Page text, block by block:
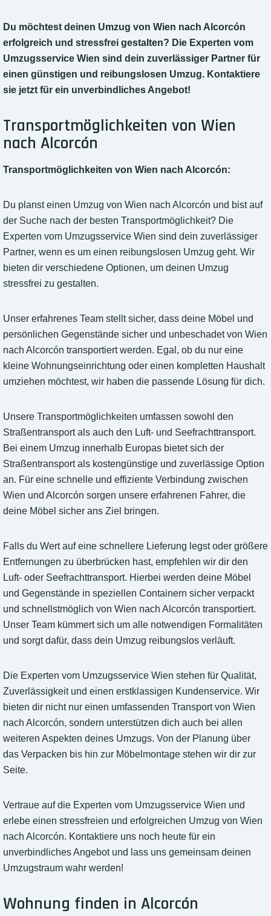
Du möchtest deinen Umzug von Wien nach Alcorcón
erfolgreich und stressfrei gestalten? Die Experten vom
Umzugsservice Wien sind dein zuverlässiger Partner für
einen günstigen und reibungslosen Umzug. Kontaktiere
sie jetzt für ein unverbindliches Angebot!
Transportmöglichkeiten von Wien
nach Alcorcón
Transportmöglichkeiten von Wien nach Alcorcón:
Du planst einen Umzug von Wien nach Alcorcón und bist auf
der Suche nach der besten Transportmöglichkeit? Die
Experten vom Umzugsservice Wien sind dein zuverlässiger
Partner, wenn es um einen reibungslosen Umzug geht. Wir
bieten dir verschiedene Optionen, um deinen Umzug
stressfrei zu gestalten.
Unser erfahrenes Team stellt sicher, dass deine Möbel und
persönlichen Gegenstände sicher und unbeschadet von Wien
nach Alcorcón transportiert werden. Egal, ob du nur eine
kleine Wohnungseinrichtung oder einen kompletten Haushalt
umziehen möchtest, wir haben die passende Lösung für dich.
Unsere Transportmöglichkeiten umfassen sowohl den
Straßentransport als auch den Luft- und Seefrachttransport.
Bei einem Umzug innerhalb Europas bietet sich der
Straßentransport als kostengünstige und zuverlässige Option
an. Für eine schnelle und effiziente Verbindung zwischen
Wien und Alcorcón sorgen unsere erfahrenen Fahrer, die
deine Möbel sicher ans Ziel bringen.
Falls du Wert auf eine schnellere Lieferung legst oder größere
Entfernungen zu überbrücken hast, empfehlen wir dir den
Luft- oder Seefrachttransport. Hierbei werden deine Möbel
und Gegenstände in speziellen Containern sicher verpackt
und schnellstmöglich von Wien nach Alcorcón transportiert.
Unser Team kümmert sich um alle notwendigen Formalitäten
und sorgt dafür, dass dein Umzug reibungslos verläuft.
Die Experten vom Umzugsservice Wien stehen für Qualität,
Zuverlässigkeit und einen erstklassigen Kundenservice. Wir
bieten dir nicht nur einen umfassenden Transport von Wien
nach Alcorcón, sondern unterstützen dich auch bei allen
weiteren Aspekten deines Umzugs. Von der Planung über
das Verpacken bis hin zur Möbelmontage stehen wir dir zur
Seite.
Vertraue auf die Experten vom Umzugsservice Wien und
erlebe einen stressfreien und erfolgreichen Umzug von Wien
nach Alcorcón. Kontaktiere uns noch heute für ein
unverbindliches Angebot und lass uns gemeinsam deinen
Umzugstraum wahr werden!
Wohnung finden in Alcorcón